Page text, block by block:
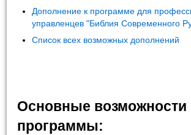
Дополнение к программе для
управленцев "Библия Современного
Список всех возможных дополнений
Основные возможности
программы: